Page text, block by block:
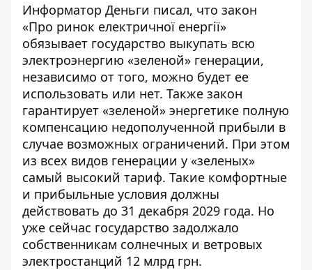
Информатор Деньги писал, что закон
«Про ринок електричної енергії»
обязывает государство выкупать всю
электроэнергию «зеленой» генерации,
независимо от того, можно будет ее
использовать или нет. Также закон
гарантирует «зеленой» энергетике полную
компенсацию недополученной прибыли в
случае возможных ограничений. При этом
из всех видов генерации у «зеленых»
самый высокий тариф. Такие комфортные
и прибыльные условия должны
действовать до 31 декабря 2029 года. Но
уже сейчас государство задолжало
собственникам солнечных и ветровых
электростанций 12 млрд грн.